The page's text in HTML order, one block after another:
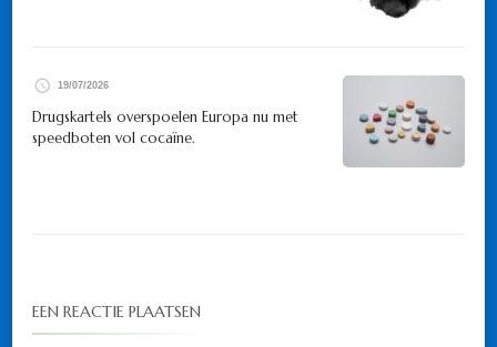
19/07/2026
Drugskartels overspoelen Europa nu met
speedboten vol cocaïne.
EEN REACTIE PLAATSEN